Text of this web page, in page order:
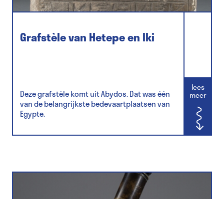
Grafstèle van Hetepe en Iki
Deze grafstèle komt uit Abydos. Dat was één
van de belangrijkste bedevaartplaatsen van
Egypte.
lees
meer